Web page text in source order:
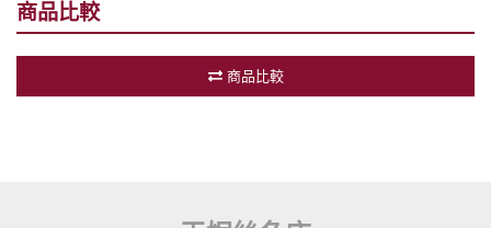
商品比較
商品比較